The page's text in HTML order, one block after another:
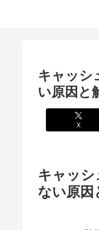
キャッシ
い原因と
X
キャッシ
ない原因